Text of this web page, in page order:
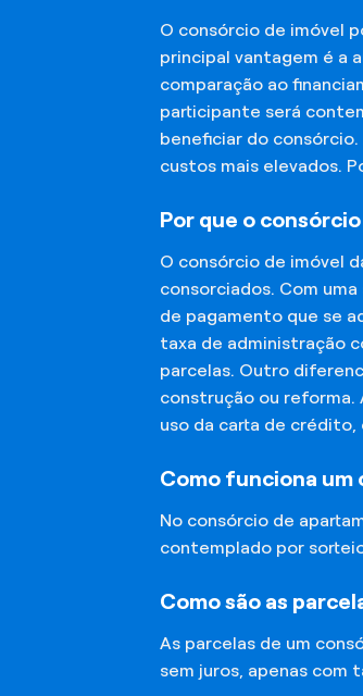
O consórcio de imóvel
principal vantagem é a
comparação ao
participante será
beneficiar do
custos mais elevados.
Por que o
O consórcio de imóvel
consorciados. Com
de pagamento que se
taxa de administração
parcelas. Outro
construção ou reforma.
uso da carta de crédito,
Como funciona um
No consórcio de
contemplado por
Como são as
As parcelas de um
sem juros, apenas com